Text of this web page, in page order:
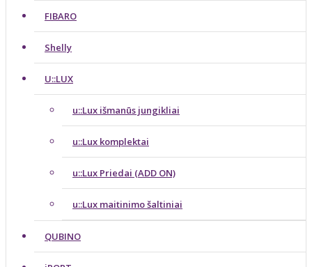
FIBARO
Shelly
U::LUX
u::Lux išmanūs jungikliai
u::Lux komplektai
u::Lux Priedai (ADD ON)
u::Lux maitinimo šaltiniai
QUBINO